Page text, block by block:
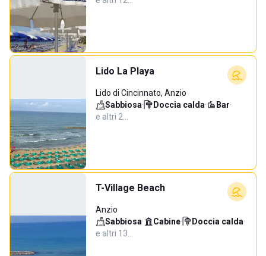
Lido La Playa
Lido di Cincinnato, Anzio
Sabbiosa· Doccia calda· Bar·
e altri 2…
T-Village Beach
Anzio
Sabbiosa· Cabine· Doccia calda·
e altri 13…